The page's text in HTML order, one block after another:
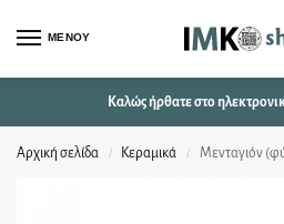
ΜΕΝΟΥ
Καλώς ήρθατε στο
Αρχική σελίδα / Κεραμικά / Μενταγιόν